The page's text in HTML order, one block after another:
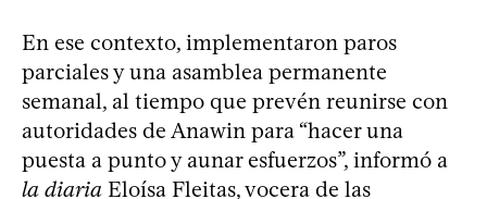
En ese contexto, implementaron paros
parciales y una asamblea permanente
semanal, al tiempo que prevén reunirse con
autoridades de Anawin para “hacer una
puesta a punto y aunar esfuerzos”, informó a
la diaria Eloísa Fleitas, vocera de las